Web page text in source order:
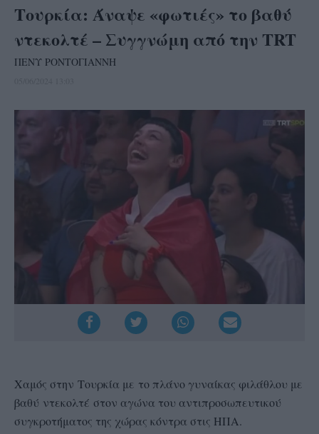
Τουρκία: Άναψε «φωτιές» το βαθύ
ντεκολτέ – Συγγνώμη από την TRT
ΠΕΝΥ ΡΟΝΤΟΓΙΑΝΝΗ
Χαμός στην Τουρκία με το πλάνο γυναίκας φιλάθλου με
βαθύ ντεκολτέ στον αγώνα του αντιπροσωπευτικού
συγκροτήματος της χώρας κόντρα στις ΗΠΑ.